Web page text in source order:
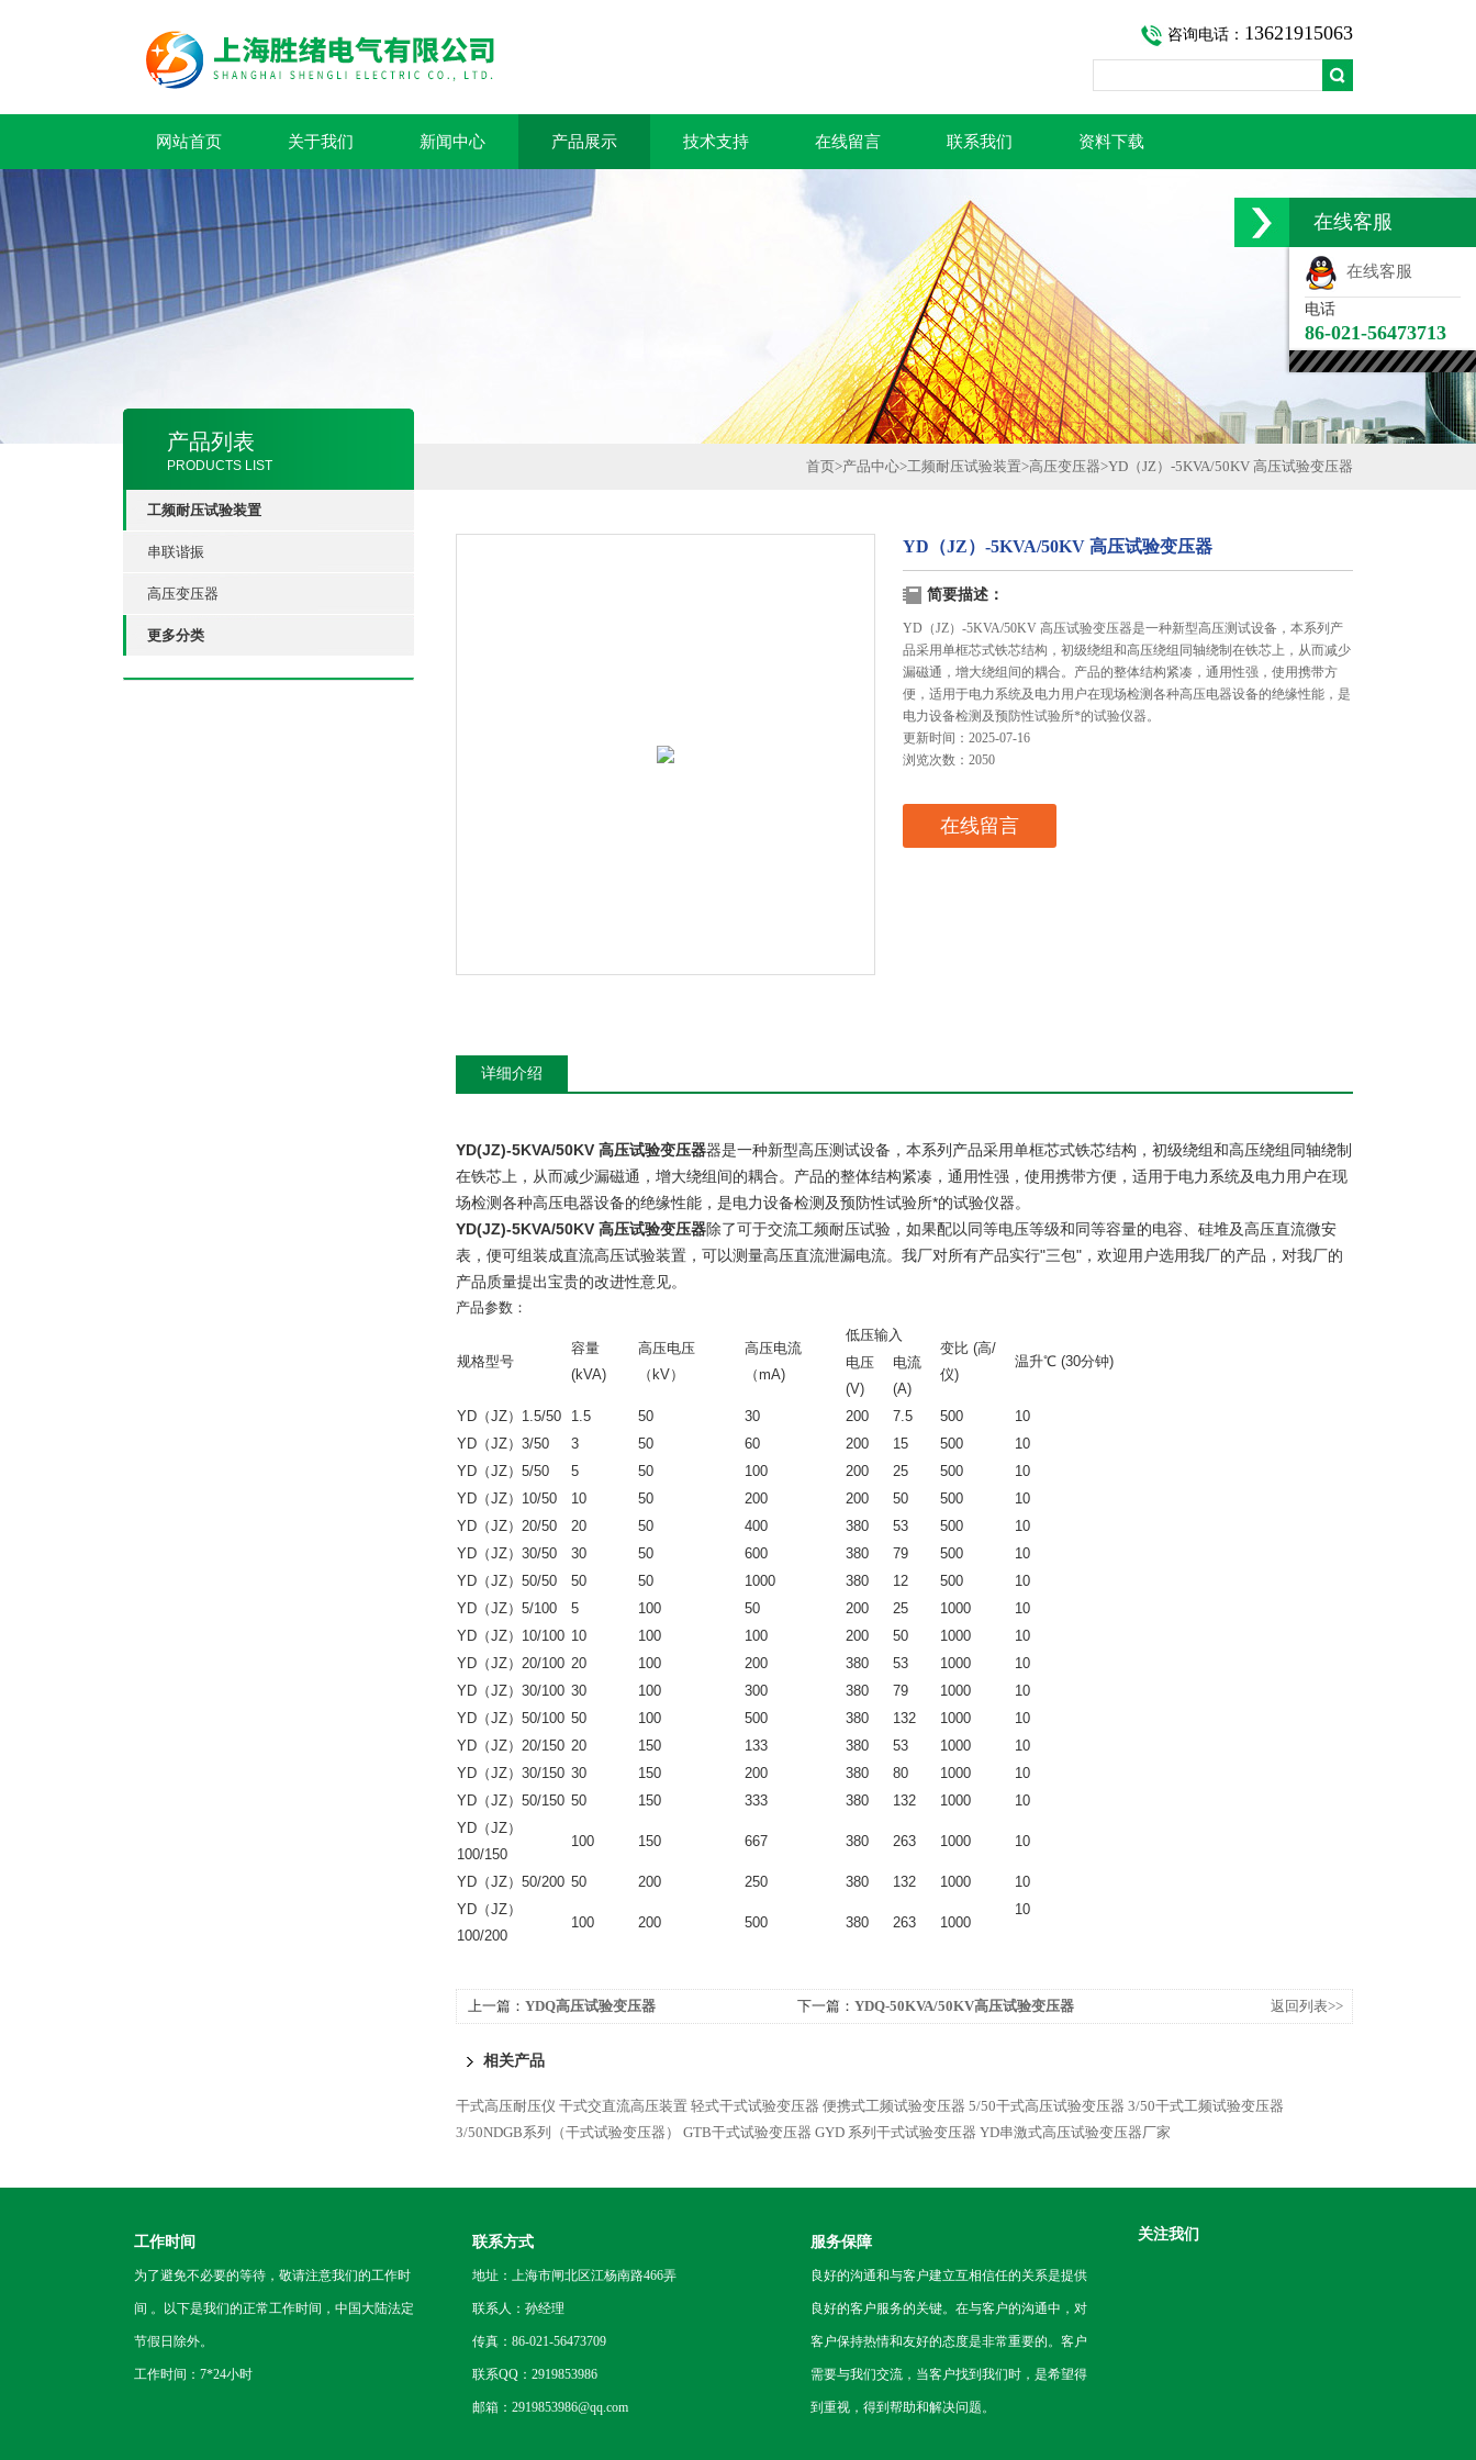
咨询电话： 13621915063
网站首页 关于我们 新闻中心 产品展示 技术支持 在线留言 联系我们 资料下载
产品列表
PRODUCTS LIST
工频耐压试验装置
串联谐振
高压变压器
更多分类
首页>产品中心>工频耐压试验装置>高压变压器>YD（JZ）-5KVA/50KV 高压试验变压器
YD（JZ）-5KVA/50KV 高压试验变压器
简要描述：
YD（JZ）-5KVA/50KV 高压试验变压器是一种新型高压测试设备，本系列产
品采用单框芯式铁芯结构，初级绕组和高压绕组同轴绕制在铁芯上，从而减少
漏磁通，增大绕组间的耦合。产品的整体结构紧凑，通用性强，使用携带方
便，适用于电力系统及电力用户在现场检测各种高压电器设备的绝缘性能，是
电力设备检测及预防性试验所*的试验仪器。
更新时间：2025-07-16
浏览次数：2050
在线留言
详细介绍
YD(JZ)-5KVA/50KV 高压试验变压器器是一种新型高压测试设备，本系列产品采用单框芯式铁芯结构，初级绕组和高压绕组同轴绕制
在铁芯上，从而减少漏磁通，增大绕组间的耦合。产品的整体结构紧凑，通用性强，使用携带方便，适用于电力系统及电力用户在现
场检测各种高压电器设备的绝缘性能，是电力设备检测及预防性试验所*的试验仪器。
YD(JZ)-5KVA/50KV 高压试验变压器除了可于交流工频耐压试验，如果配以同等电压等级和同等容量的电容、硅堆及高压直流微安
表，便可组装成直流高压试验装置，可以测量高压直流泄漏电流。我厂对所有产品实行"三包"，欢迎用户选用我厂的产品，对我厂的
产品质量提出宝贵的改进性意见。
产品参数：
规格型号
容量
(kVA)
高压电压
（kV）
高压电流
（mA)
低压输入
变比 (高/
仪)
温升℃ (30分钟)
电压
(V)
电流
(A)
YD（JZ）1.5/50
1.5 50 30 200 7.5 500
10
YD（JZ）3/50
3 50 60 200 15 500
10
YD（JZ）5/50
5 50 100 200 25 500
10
YD（JZ）10/50
10 50 200 200 50 500
10
YD（JZ）20/50
20 50 400 380 53 500
10
YD（JZ）30/50
30 50 600 380 79 500
10
YD（JZ）50/50
50 50 1000 380 12 500
10
YD（JZ）5/100
5 100 50 200 25 1000
10
YD（JZ）10/100 10 100 100 200 50 1000
10
YD（JZ）20/100 20 100 200 380 53 1000
10
YD（JZ）30/100 30 100 300 380 79 1000
10
YD（JZ）50/100 50 100 500 380 132 1000
10
YD（JZ）20/150 20 150 133 380 53 1000
10
YD（JZ）30/150 30 150 200 380 80 1000
10
YD（JZ）50/150 50 150 333 380 132 1000
10
YD（JZ）
100/150
100 150 667 380 263 1000 10
YD（JZ）50/200 50 200 250 380 132 1000
10
YD（JZ）
100/200
100 200 500 380 263 1000
10
上一篇： YDQ高压试验变压器 下一篇： YDQ-50KVA/50KV高压试验变压器 返回列表>>
相关产品
干式高压耐压仪 干式交直流高压装置 轻式干式试验变压器 便携式工频试验变压器 5/50干式高压试验变压器 3/50干式工频试验变压器
3/50NDGB系列（干式试验变压器）
GTB干式试验变压器 GYD 系列干式试验变压器 YD串激式高压试验变压器厂家
工作时间
为了避免不必要的等待，敬请注意我们的工作时
间 。以下是我们的正常工作时间，中国大陆法定
节假日除外。
工作时间：7*24小时
联系方式
地址：上海市闸北区江杨南路466弄
联系人：孙经理
传真：86-021-56473709
联系QQ：2919853986
邮箱：2919853986@qq.com
服务保障
良好的沟通和与客户建立互相信任的关系是提供
良好的客户服务的关键。在与客户的沟通中，对
客户保持热情和友好的态度是非常重要的。客户
需要与我们交流，当客户找到我们时，是希望得
到重视，得到帮助和解决问题。
关注我们
在线客服
在线客服
电话
86-021-56473713